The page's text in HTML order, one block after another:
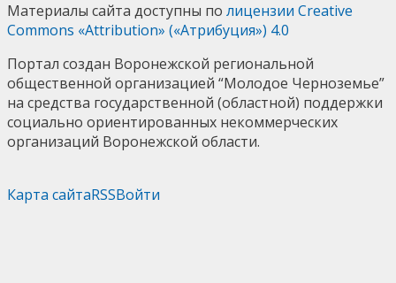
Материалы сайта доступны по лицензии Creative
Commons «Attribution» («Атрибуция») 4.0
Портал создан Воронежской региональной
общественной организацией “Молодое Черноземье”
на средства государственной (областной) поддержки
социально ориентированных некоммерческих
организаций Воронежской области.
Карта сайтаRSSВойти